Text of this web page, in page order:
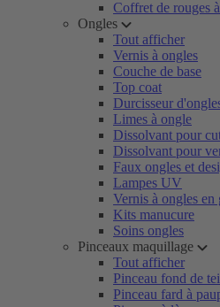
Coffret de rouges
Ongles
Tout afficher
Vernis à ongles
Couche de base
Top coat
Durcisseur
Limes à ongle
Dissolvant pour
Dissolvant pour
Faux ongles et
Lampes UV
Vernis à ongles en
Kits manucure
Soins ongles
Pinceaux maquillage
Tout afficher
Pinceau fond de
Pinceau fard à